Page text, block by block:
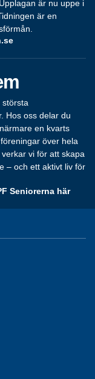
är nu uppe i
är en
största
Hos oss delar du
en kvarts
över hela
vi för att skapa
– och ett aktivt liv för
Seniorerna här